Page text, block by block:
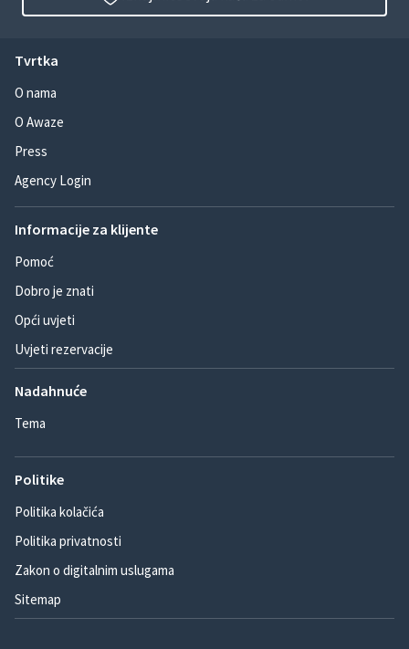
Tvrtka
O nama
O Awaze
Press
Agency Login
Informacije za klijente
Pomoć
Dobro je znati
Opći uvjeti
Uvjeti rezervacije
Nadahnuće
Tema
Politike
Politika kolačića
Politika privatnosti
Zakon o digitalnim uslugama
Sitemap